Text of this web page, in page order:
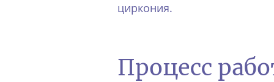
циркония.
Процесс